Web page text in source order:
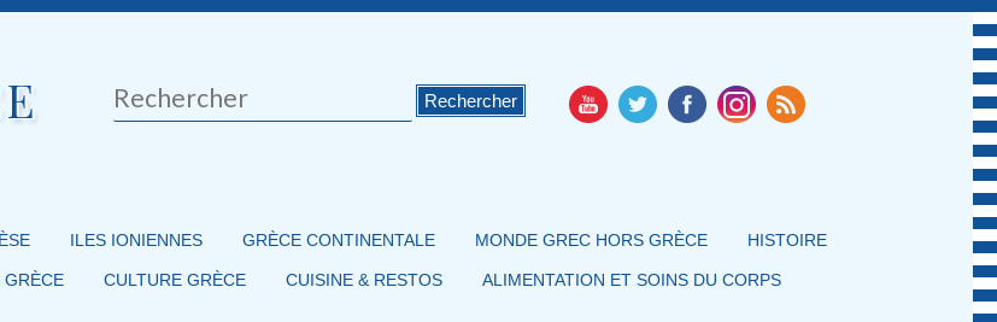
Rechercher
ILES IONIENNES GRÈCE CONTINENTALE MONDE GREC HORS GRÈCE HISTOIRE
CULTURE GRÈCE CUISINE & RESTOS ALIMENTATION ET SOINS DU CORPS